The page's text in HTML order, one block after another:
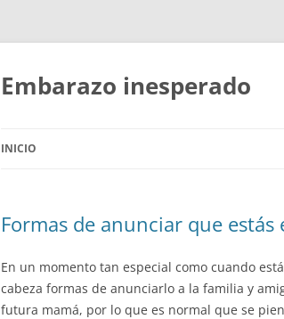
Embarazo inesperado
INICIO
Formas de anunciar que estás
En un momento tan especial como cuando
cabeza formas de anunciarlo a la familia y
futura mamá, por lo que es normal que se